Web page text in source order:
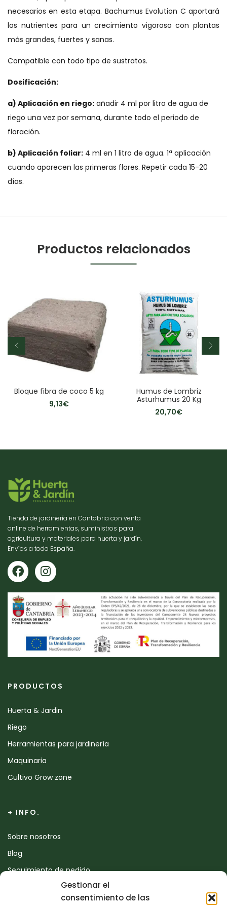
Gestionar el
consentimiento de las
necesarios en esta etapa. Bachumus Evolution C aportará
los nutrientes para un crecimiento vigoroso con plantas
más grandes, fuertes y sanas.
Compatible con todo tipo de sustratos.
Dosificación:
a) Aplicación en riego: añadir 4 ml por litro de agua de
riego una vez por semana, durante todo el periodo de
floración.
b) Aplicación foliar: 4 ml en 1 litro de agua. 1ª aplicación
cuando aparecen las primeras flores. Repetir cada 15-20
días.
Productos relacionados
Bloque fibra de coco 5 kg
9,13€
Humus de Lombriz
Asturhumus 20 Kg
20,70€
Tienda de jardinería en Cantabria con venta
online de herramientas, suministros para
agricultura y materiales para huerta y jardín.
Envíos a toda España.
PRODUCTOS
Huerta & Jardin
Riego
Herramientas para jardinería
Maquinaria
Cultivo Grow zone
+ INFO.
Sobre nosotros
Blog
Seguimiento de pedido